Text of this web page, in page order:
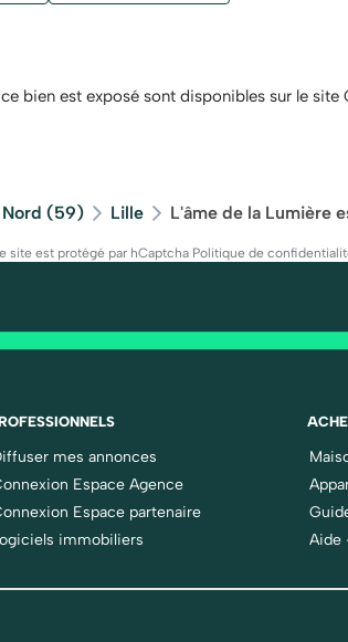
bien est exposé sont disponibles sur le site
Nord (59) Lille L'âme de la Lumière
site est protégé par hCaptcha Politique de
mes annonces
Espace Agence
Espace partenaire
immobiliers
Aide